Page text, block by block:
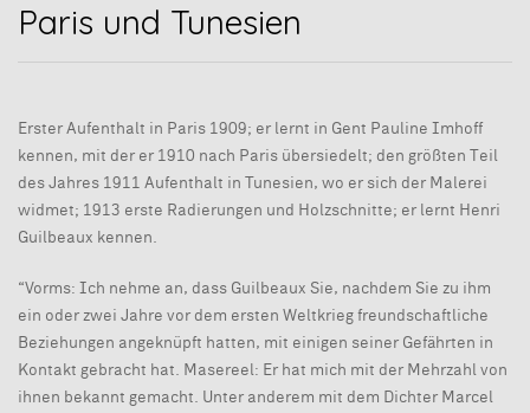
Paris und Tunesien
Erster Aufenthalt in Paris 1909; er lernt in Gent Pauline Imhoff
kennen, mit der er 1910 nach Paris übersiedelt; den größten Teil
des Jahres 1911 Aufenthalt in Tunesien, wo er sich der Malerei
widmet; 1913 erste Radierungen und Holzschnitte; er lernt Henri
Guilbeaux kennen.
“Vorms: Ich nehme an, dass Guilbeaux Sie, nachdem Sie zu ihm
ein oder zwei Jahre vor dem ersten Weltkrieg freundschaftliche
Beziehungen angeknüpft hatten, mit einigen seiner Gefährten in
Kontakt gebracht hat. Masereel: Er hat mich mit der Mehrzahl von
ihnen bekannt gemacht. Unter anderem mit dem Dichter Marcel